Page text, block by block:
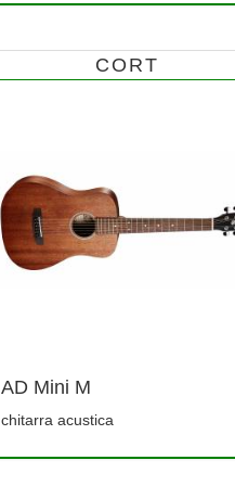
CORT
AD Mini M
chitarra acustica